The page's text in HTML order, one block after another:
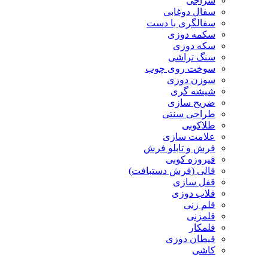
سفال دوغابی
سفالگری با دست
سکمه دوزی
سکه دوزی
سنگ تراشی
سوخت روی چوب
سوزن دوزی
شیشه گری
ضریح سازی
طراحی سنتی
طلاکوبی
علامت سازی
فرش و تابلو فرش
فیروزه کوبی
قالی (فرش دستبافت)
قفل سازی
قلاب دوزی
قلم زنی
قلمزنی
قلمکار
قیطان دوزی
کاشی